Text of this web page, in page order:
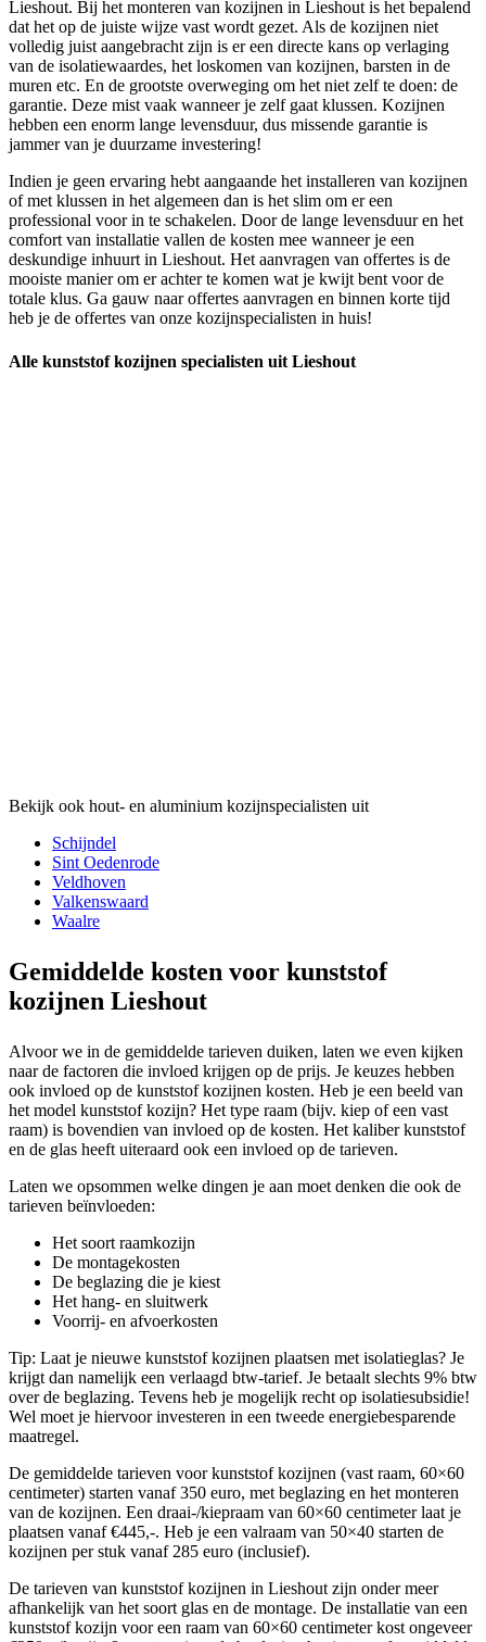
Lieshout. Bij het monteren van kozijnen in Lieshout is het bepalend
dat het op de juiste wijze vast wordt gezet. Als de kozijnen niet
volledig juist aangebracht zijn is er een directe kans op verlaging
van de isolatiewaardes, het loskomen van kozijnen, barsten in de
muren etc. En de grootste overweging om het niet zelf te doen: de
garantie. Deze mist vaak wanneer je zelf gaat klussen. Kozijnen
hebben een enorm lange levensduur, dus missende garantie is
jammer van je duurzame investering!
Indien je geen ervaring hebt aangaande het installeren van kozijnen
of met klussen in het algemeen dan is het slim om er een
professional voor in te schakelen. Door de lange levensduur en het
comfort van installatie vallen de kosten mee wanneer je een
deskundige inhuurt in Lieshout. Het aanvragen van offertes is de
mooiste manier om er achter te komen wat je kwijt bent voor de
totale klus. Ga gauw naar offertes aanvragen en binnen korte tijd
heb je de offertes van onze kozijnspecialisten in huis!
Alle kunststof kozijnen specialisten uit Lieshout
Bekijk ook hout- en aluminium kozijnspecialisten uit
Schijndel
Sint Oedenrode
Veldhoven
Valkenswaard
Waalre
Gemiddelde kosten voor kunststof
kozijnen Lieshout
Alvoor we in de gemiddelde tarieven duiken, laten we even kijken
naar de factoren die invloed krijgen op de prijs. Je keuzes hebben
ook invloed op de kunststof kozijnen kosten. Heb je een beeld van
het model kunststof kozijn? Het type raam (bijv. kiep of een vast
raam) is bovendien van invloed op de kosten. Het kaliber kunststof
en de glas heeft uiteraard ook een invloed op de tarieven.
Laten we opsommen welke dingen je aan moet denken die ook de
tarieven beïnvloeden:
Het soort raamkozijn
De montagekosten
De beglazing die je kiest
Het hang- en sluitwerk
Voorrij- en afvoerkosten
Tip: Laat je nieuwe kunststof kozijnen plaatsen met isolatieglas? Je
krijgt dan namelijk een verlaagd btw-tarief. Je betaalt slechts 9% btw
over de beglazing. Tevens heb je mogelijk recht op isolatiesubsidie!
Wel moet je hiervoor investeren in een tweede energiebesparende
maatregel.
De gemiddelde tarieven voor kunststof kozijnen (vast raam, 60×60
centimeter) starten vanaf 350 euro, met beglazing en het monteren
van de kozijnen. Een draai-/kiepraam van 60×60 centimeter laat je
plaatsen vanaf €445,-. Heb je een valraam van 50×40 starten de
kozijnen per stuk vanaf 285 euro (inclusief).
De tarieven van kunststof kozijnen in Lieshout zijn onder meer
afhankelijk van het soort glas en de montage. De installatie van een
kunststof kozijn voor een raam van 60×60 centimeter kost ongeveer